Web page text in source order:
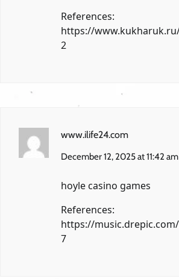
References:
https://
2
www.ilife24.com
December 12, 2025 at 11:42 am
hoyle casino games
References:
https://
7